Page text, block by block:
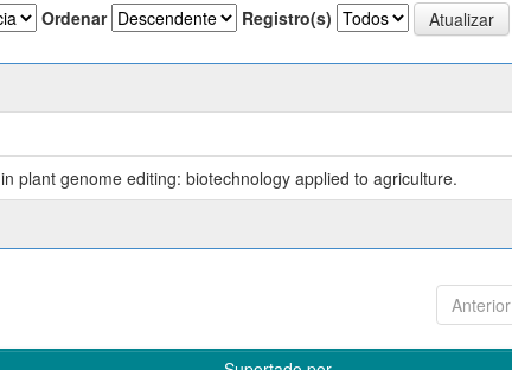
Ordenar Registro(s)
plant genome editing: biotechnology applied to agriculture.
Anterior